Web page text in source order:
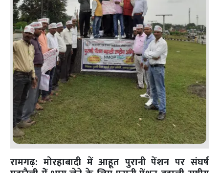
रामगढ़: मोरहाबादी में आहूत पुरानी पेंशन पर संघर्ष